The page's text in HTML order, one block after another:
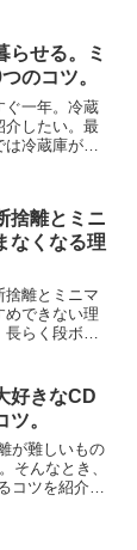
...
らせる。ミ
のコツ。
ぐ一年。冷蔵
介したい。最
冷蔵庫が無
...
捨離とミニ
なくなる理
捨離とミニマ
めできない理
長らく段ボー
頼り過ぎる
ね...
好きなCD
。
が難しいもの
そんなとき、
コツを紹介し